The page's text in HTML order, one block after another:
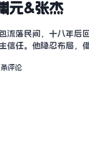
元&张杰
流落民间，十八年后
信任。他隐忍布局，
评论